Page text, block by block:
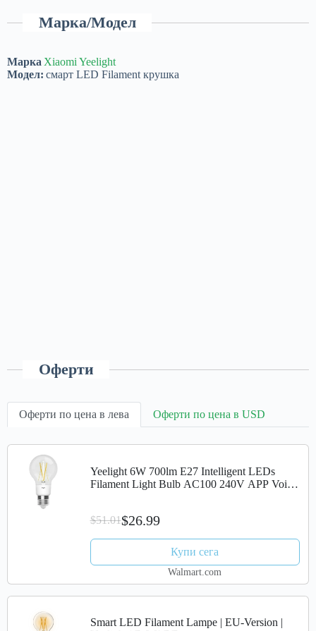
Марка/Модел
Марка Xiaomi Yeelight
Модел: смарт LED Filament крушка
Оферти
Оферти по цена в лева Оферти по цена в USD
Yeelight 6W 700lm E27 Intelligent LEDs
Filament Light Bulb AC100 240V APP Voice
$51.01$26.99
Купи сега
Walmart.com
Smart LED Filament Lampe | EU-Version |